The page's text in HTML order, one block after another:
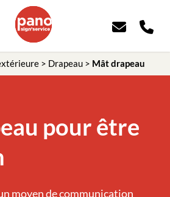
> Drapeau > Mât drapeau
pour être
moyen de communication
cookies